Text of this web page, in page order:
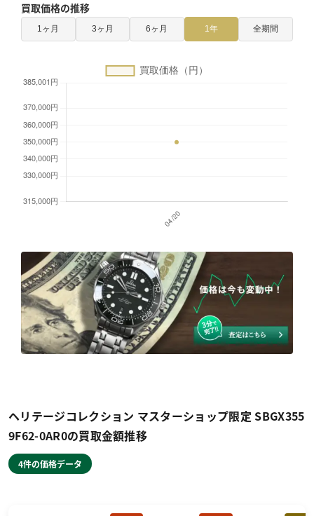
買取価格の推移
1ヶ月 3ヶ月 6ヶ月 1年 全期間
ヘリテージコレクション マスターショップ限定 SBGX355
9F62-0AR0の買取金額推移
4件の価格データ